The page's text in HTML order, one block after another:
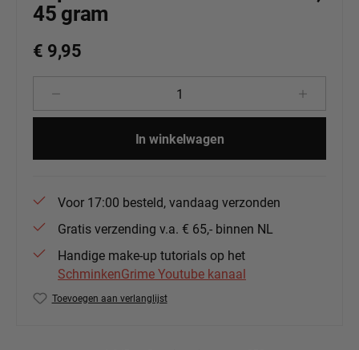
45 gram
€ 9,95
Producthoeveelheid: Voer de
In winkelwagen
Voor 17:00 besteld, vandaag verzonden
Gratis verzending v.a. € 65,- binnen NL
Handige make-up tutorials op het
SchminkenGrime Youtube kanaal
Toevoegen aan verlanglijst